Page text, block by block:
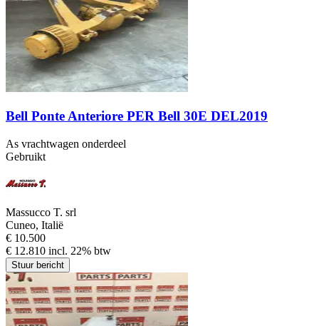
Bell Ponte Anteriore PER Bell 30E DEL2019
As vrachtwagen onderdeel
Gebruikt
Massucco T. srl
Cuneo, Italië
€ 10.500
€ 12.810 incl. 22% btw
Stuur bericht